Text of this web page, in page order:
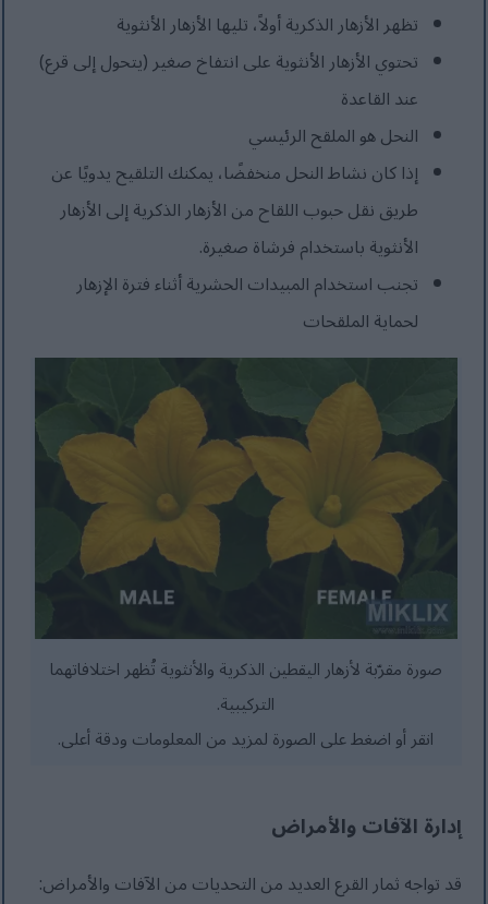
تظهر الأزهار الذكرية أولاً، تليها الأزهار الأنثوية
تحتوي الأزهار الأنثوية على انتفاخ صغير (يتحول إلى قرع)
عند القاعدة
النحل هو الملقح الرئيسي
إذا كان نشاط النحل منخفضًا، يمكنك التلقيح يدويًا عن
طريق نقل حبوب اللقاح من الأزهار الذكرية إلى الأزهار
الأنثوية باستخدام فرشاة صغيرة.
تجنب استخدام المبيدات الحشرية أثناء فترة الإزهار
لحماية الملقحات
صورة مقرّبة لأزهار اليقطين الذكرية والأنثوية تُظهر اختلافاتهما
التركيبية.
انقر أو اضغط على الصورة لمزيد من المعلومات ودقة أعلى.
إدارة الآفات والأمراض
قد تواجه ثمار القرع العديد من التحديات من الآفات والأمراض: